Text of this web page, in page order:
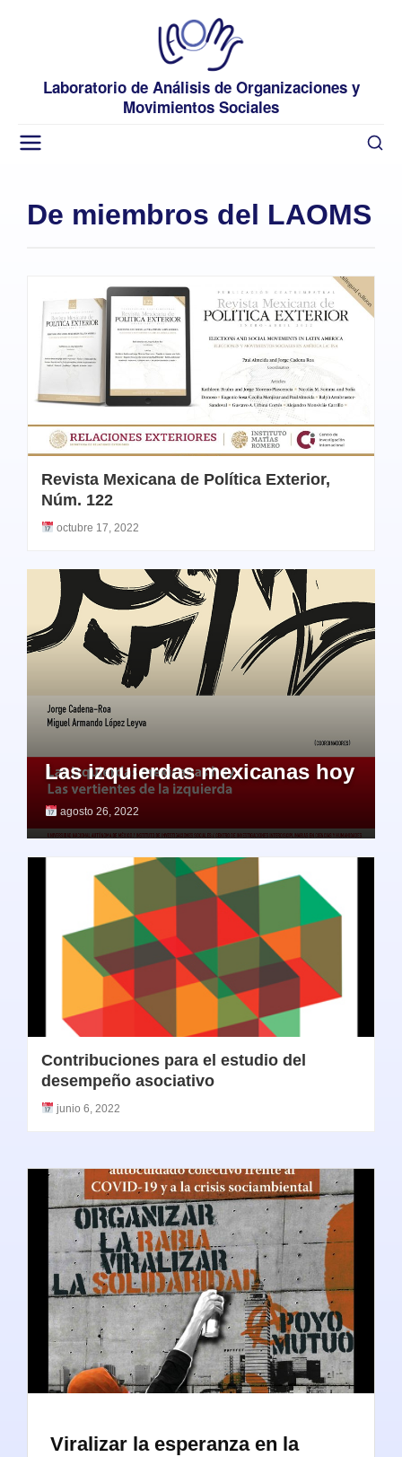
Laboratorio de Análisis de Organizaciones y
Movimientos Sociales
De miembros del LAOMS
Revista Mexicana de Política Exterior,
Núm. 122
octubre 17, 2022
Las izquierdas mexicanas hoy
agosto 26, 2022
Contribuciones para el estudio del
desempeño asociativo
junio 6, 2022
Viralizar la esperanza en la